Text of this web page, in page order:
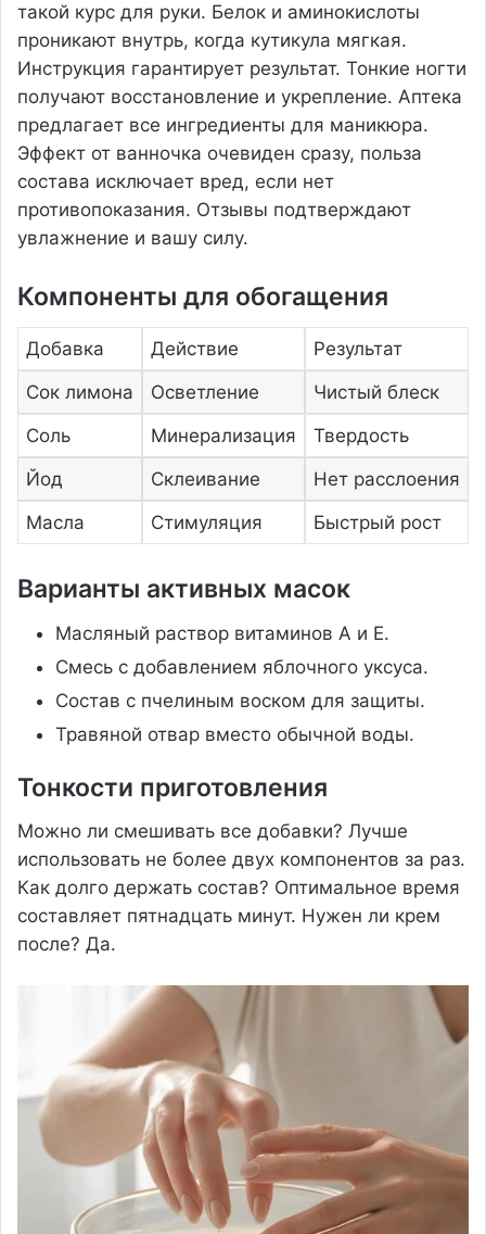
такой курс для руки. Белок и аминокислоты
проникают внутрь, когда кутикула мягкая.
Инструкция гарантирует результат. Тонкие ногти
получают восстановление и укрепление. Аптека
предлагает все ингредиенты для маникюра.
Эффект от ванночка очевиден сразу, польза
состава исключает вред, если нет
противопоказания. Отзывы подтверждают
увлажнение и вашу силу.
Компоненты для обогащения
Добавка Действие
Результат
Сок лимона
Осветление
Чистый блеск
Соль
Минерализация
Твердость
Йод
Склеивание
Нет расслоения
Масла
Стимуляция Быстрый рост
Варианты активных масок
Масляный раствор витаминов А и Е.
Смесь с добавлением яблочного уксуса.
Состав с пчелиным воском для защиты.
Травяной отвар вместо обычной воды.
Тонкости приготовления
Можно ли смешивать все добавки? Лучше
использовать не более двух компонентов за раз.
Как долго держать состав? Оптимальное время
составляет пятнадцать минут. Нужен ли крем
после? Да.